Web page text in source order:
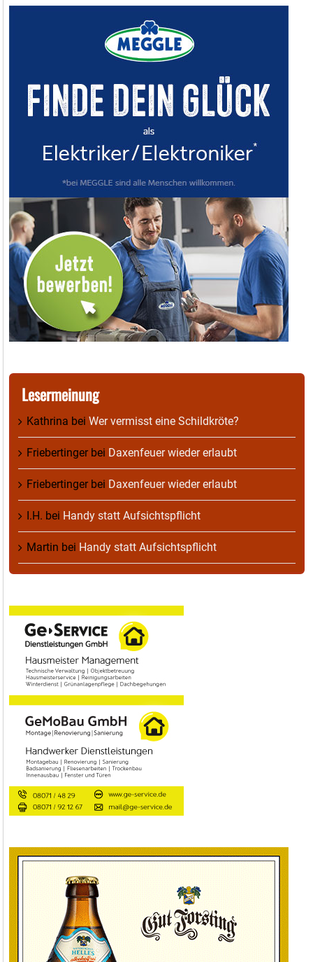
Lesermeinung
Kathrina bei Wer vermisst eine Schildkröte?
Friebertingerbei Daxenfeuer wieder erlaubt
Friebertingerbei Daxenfeuer wieder erlaubt
I.H. bei Handy statt Aufsichtspflicht
Martin bei Handy statt Aufsichtspflicht